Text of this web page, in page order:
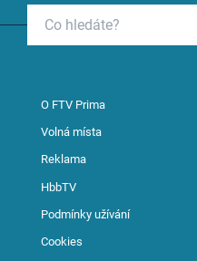
O FTV Prima
Volná místa
Reklama
HbbTV
Podmínky užívání
Cookies